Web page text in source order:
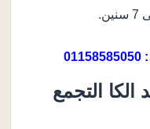
التجمع